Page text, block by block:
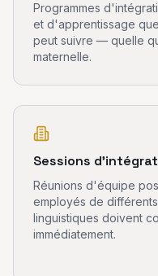
Programmes
et d'apprentissage
peut suivre — quelle
maternelle.
Sessions
Réunions d'équipe
employés de
linguistiques doivent
immédiatement.